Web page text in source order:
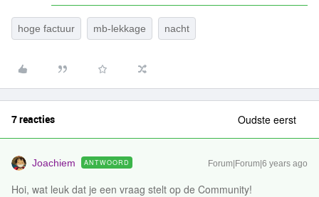
hoge factuur mb-lekkage nacht
7 reacties Oudste eerst
Joachiem ANTWOORD Forum|Forum|6 years ago
Hoi, wat leuk dat je een vraag stelt op de Community!